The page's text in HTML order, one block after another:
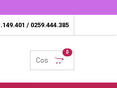
/ 0259.444.385
Cos
0